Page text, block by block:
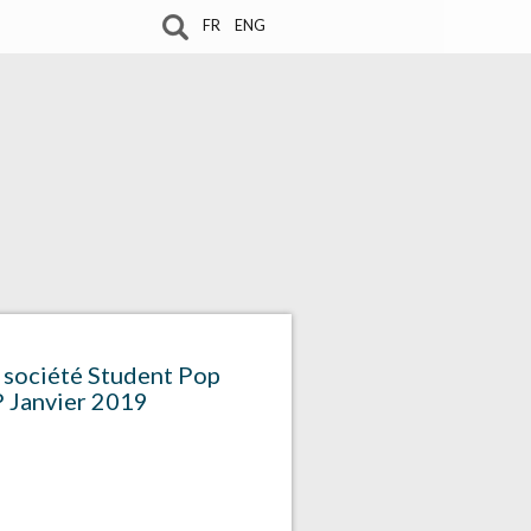
FR ENG
Student Pop
Janvier 2019